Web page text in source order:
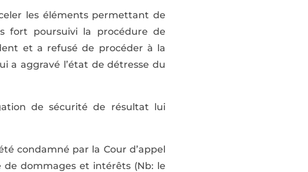
les éléments permettant de
fort poursuivi la procédure de
et a refusé de procéder à la
a aggravé l’état de détresse du
de sécurité de résultat lui
condamné par la Cour d’appel
de dommages et intérêts (Nb: le